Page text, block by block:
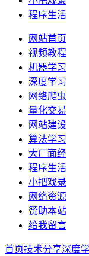
程序生活
网站首页
视频教程
机器学习
深度学习
网络爬虫
量化交易
网站建设
算法学习
大厂面经
程序生活
小把戏录
网络资源
赞助本站
给我留言
首页技术分享深度